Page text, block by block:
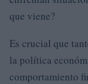
que viene?
Es crucial que
la política
comportamiento